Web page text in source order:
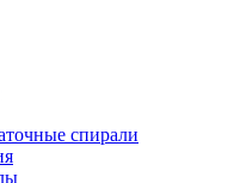
спирали